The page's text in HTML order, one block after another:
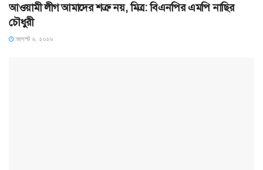
আওয়ামী লীগ আমাদের শত্রু নয়, মিত্র: বিএনপির এমপি নাছির
চৌধুরী
আগস্ট ৬, ২০২৬